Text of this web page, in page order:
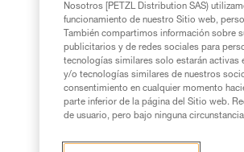
Nosotros [PETZL Distribution SAS)
funcionamiento de nuestro Sitio web,
También compartimos información sobre
publicitarios y de redes sociales para
tecnologías similares solo estarán activas
y/o tecnologías similares de nuestros
consentimiento en cualquier momento
parte inferior de la página del Sitio web.
de usuario, pero bajo ninguna